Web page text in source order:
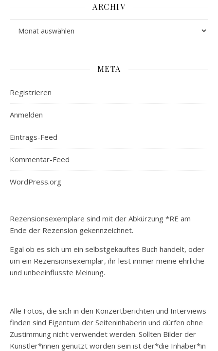
ARCHIV
META
Registrieren
Anmelden
Eintrags-Feed
Kommentar-Feed
WordPress.org
Rezensionsexemplare sind mit der Abkürzung *RE am
Ende der Rezension gekennzeichnet.
Egal ob es sich um ein selbstgekauftes Buch handelt, oder
um ein Rezensionsexemplar, ihr lest immer meine ehrliche
und unbeeinflusste Meinung.
Alle Fotos, die sich in den Konzertberichten und Interviews
finden sind Eigentum der Seiteninhaberin und dürfen ohne
Zustimmung nicht verwendet werden. Sollten Bilder der
Künstler*innen genutzt worden sein ist der*die Inhaber*in